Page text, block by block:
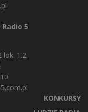
5
lok. 1.2
KONKURSY